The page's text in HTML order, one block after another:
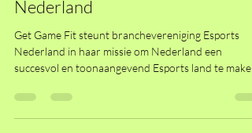
branchevereniging Esports
Nederland
Get Game Fit steunt branchevereniging Esports
succesvol en toonaangevend Esports land te